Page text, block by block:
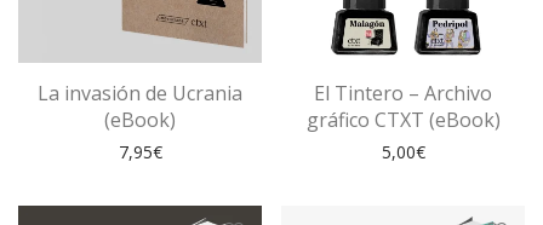
La invasión de Ucrania
(eBook)
7,95€
El Tintero – Archivo
gráfico CTXT (eBook)
5,00€